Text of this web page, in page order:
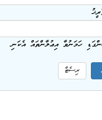
ހަމަނުވާ އިޢުލާންތައް އެކަނި